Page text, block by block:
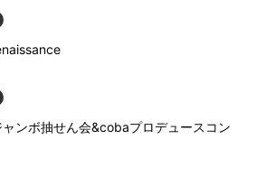
ンボ抽せん会&cobaプロデュースコン